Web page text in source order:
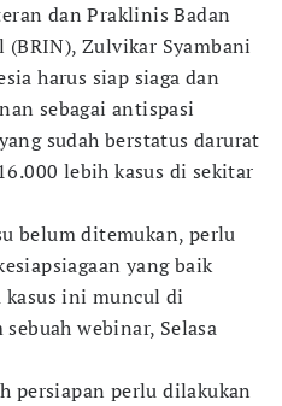
dan Praklinis Badan
Zulvikar Syambani
harus siap siaga dan
sebagai antispasi
sudah berstatus darurat
lebih kasus di sekitar
belum ditemukan, perlu
yang baik
ini muncul di
webinar, Selasa
persiapan perlu dilakukan